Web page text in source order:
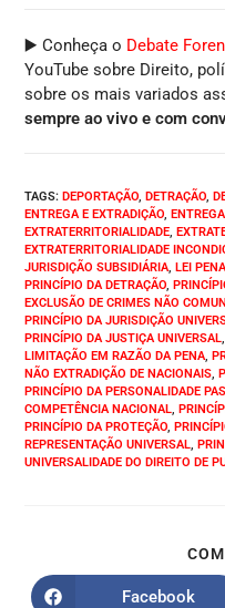
▶️ Conheça o Debate
YouTube sobre Direito,
sobre os mais variados
sempre ao vivo e com
TAGS: DEPORTAÇÃO, DETRAÇÃO,
ENTREGA E EXTRADIÇÃO, ENTREGA
EXTRATERRITORIALIDADE,
EXTRATERRITORIALIDADE
JURISDIÇÃO SUBSIDIÁRIA, LEI
PRINCÍPIO DA DETRAÇÃO,
EXCLUSÃO DE CRIMES NÃO
PRINCÍPIO DA JURISDIÇÃO
PRINCÍPIO DA JUSTIÇA UNIVERSAL,
LIMITAÇÃO EM RAZÃO DA PENA,
NÃO EXTRADIÇÃO DE NACIONAIS,
PRINCÍPIO DA PERSONALIDADE
COMPETÊNCIA NACIONAL,
PRINCÍPIO DA PROTEÇÃO,
REPRESENTAÇÃO UNIVERSAL,
UNIVERSALIDADE DO DIREITO DE
Facebook